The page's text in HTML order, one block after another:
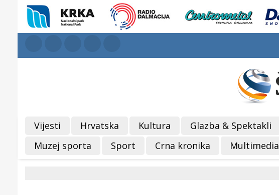
Vijesti Hrvatska Kultura Glazba & Spektakli
Muzej sporta
Sport Crna kronika Multimedia